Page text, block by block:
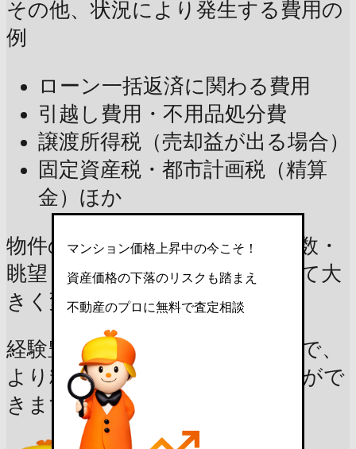
その他、状況により発生する費用の
例
ローン一括返済に関わる費用
引越し費用・不用品処分費
譲渡所得税（売却益が出る場合）
固定資産税・都市計画税（精算
金）ほか
物件の市場価値や諸費用は、階数・
眺望・内装の状態や状況によって大
きく変動します。
経験豊富なプロによる無料査定で、
より精度の高い価格を知ることがで
きます。
マンション価格上昇中の今こそ！
資産価格の下落のリスクも踏まえ
不動産のプロに無料で査定相談